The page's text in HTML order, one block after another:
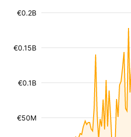
€50M
€0.1B
€0.15B
€0.2B